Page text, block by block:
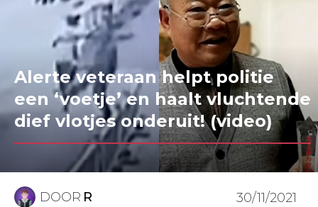
Alerte veteraan helpt politie
een ‘voetje’ en haalt vluchtende
dief vlotjes onderuit! (video)
DOOR R 30/11/2021